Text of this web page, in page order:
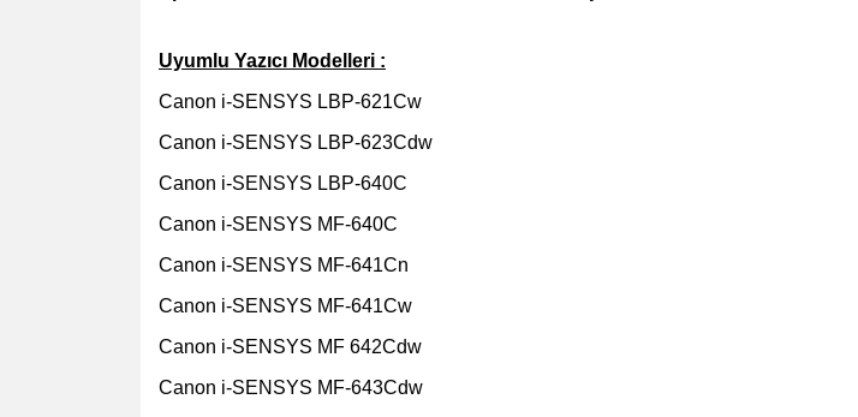
Uyumlu Yazıcı Modelleri :
Canon i-SENSYS LBP-621Cw
Canon i-SENSYS LBP-623Cdw
Canon i-SENSYS LBP-640C
Canon i-SENSYS MF-640C
Canon i-SENSYS MF-641Cn
Canon i-SENSYS MF-641Cw
Canon i-SENSYS MF 642Cdw
Canon i-SENSYS MF-643Cdw